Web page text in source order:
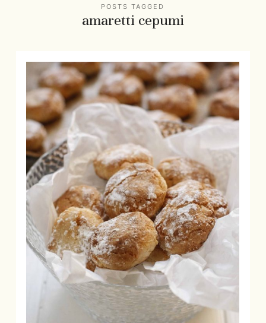
POSTS TAGGED
amaretti cepumi